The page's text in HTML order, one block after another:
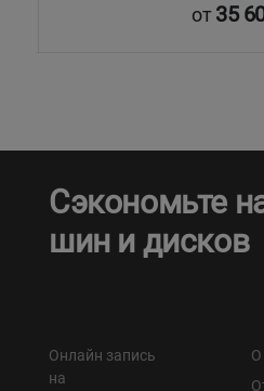
от35
Сэкономьте
шин и дисков
Онлайн запись
на
О